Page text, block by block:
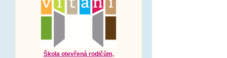
Škola otevřená rodičům,